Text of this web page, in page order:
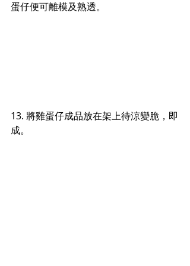
蛋仔便可離模及熟透。
13. 將雞蛋仔成品放在架上待涼變脆，即
成。